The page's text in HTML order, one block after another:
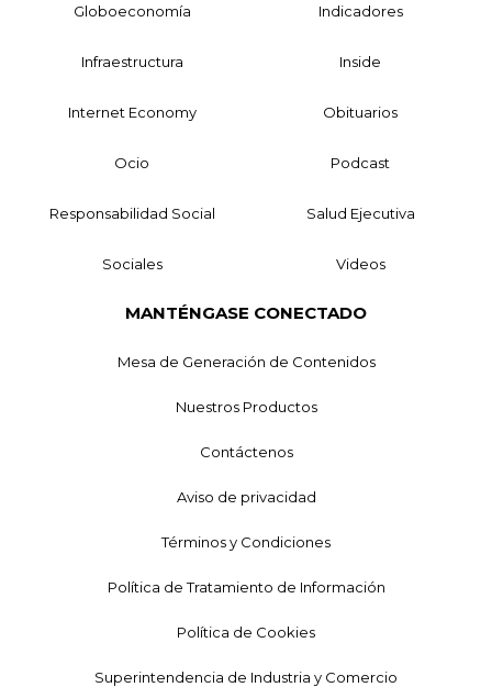
Globoeconomía Indicadores
Infraestructura Inside
Internet Economy Obituarios
Ocio Podcast
Responsabilidad Social Salud Ejecutiva
Sociales Videos
MANTÉNGASE CONECTADO
Mesa de Generación de Contenidos
Nuestros Productos
Contáctenos
Aviso de privacidad
Términos y Condiciones
Política de Tratamiento de Información
Política de Cookies
Superintendencia de Industria y Comercio